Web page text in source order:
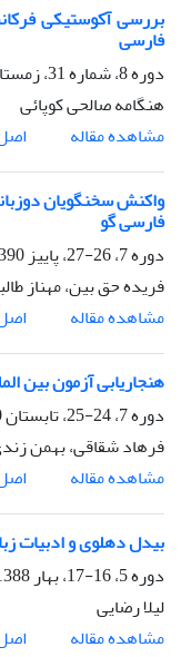
بررسی آکوستیکی
فارسی
دوره 8، شماره 31، زمستان 1391، صفحه
هنگامه صالحی کوپائی
مشاهده مقاله
واکنش سخنگویان
فارسی گو
دوره 7، 26-27، پاییز 1390، صفحه
فریده حق بین، مهناز
مشاهده مقاله
هنجاریابی آزمون بین
دوره 7، 24-25، تابستان 1390، صفحه
فرهاد شقاقی، بهمن
مشاهده مقاله
بیدل دهلوی و ادبیات
دوره 5، 16-17، بهار 1388، صفحه
لیلا رضایی
مشاهده مقاله